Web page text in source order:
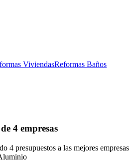
ViviendasReformas Baños
4 empresas
4 presupuestos a las mejores empresas